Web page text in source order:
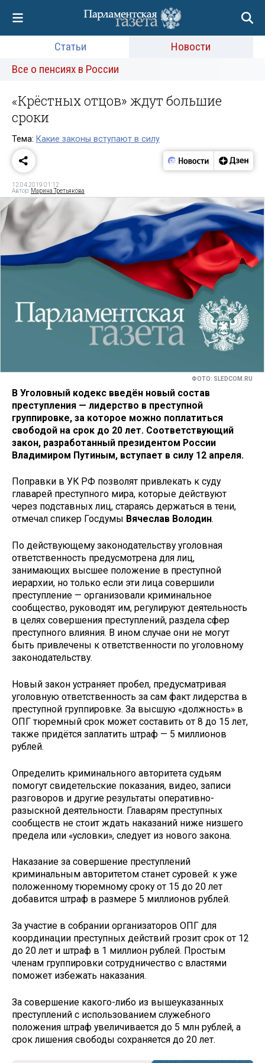
Статьи
Новости
Все о пенсиях в России
«Крёстных отцов» ждут большие
сроки
Тема: Какие законы вступают в силу
12.04.2019 01:12
Автор: Марина Третьякова
ФОТО: SLEDCOM.RU
В Уголовный кодекс введён новый состав
преступления — лидерство в преступной
группировке, за которое можно поплатиться
свободой на срок до 20 лет. Соответствующий
закон, разработанный президентом России
Владимиром Путиным, вступает в силу 12 апреля.
Поправки в УК РФ позволят привлекать к суду
главарей преступного мира, которые действуют
через подставных лиц, стараясь держаться в тени,
отмечал спикер Госдумы Вячеслав Володин.
По действующему законодательству уголовная
ответственность предусмотрена для лиц,
занимающих высшее положение в преступной
иерархии, но только если эти лица совершили
преступление — организовали криминальное
сообщество, руководят им, регулируют деятельность
в целях совершения преступлений, раздела сфер
преступного влияния. В ином случае они не могут
быть привлечены к ответственности по уголовному
законодательству.
Новый закон устраняет пробел, предусматривая
уголовную ответственность за сам факт лидерства в
преступной группировке. За высшую «должность» в
ОПГ тюремный срок может составить от 8 до 15 лет,
также придётся заплатить штраф — 5 миллионов
рублей.
Определить криминального авторитета судьям
помогут свидетельские показания, видео, записи
разговоров и другие результаты оперативно-
разыскной деятельности. Главарям преступных
сообществ не стоит ждать наказаний ниже низшего
предела или «условки», следует из нового закона.
Наказание за совершение преступлений
криминальным авторитетом станет суровей: к уже
положенному тюремному сроку от 15 до 20 лет
добавится штраф в размере 5 миллионов рублей.
За участие в собрании организаторов ОПГ для
координации преступных действий грозит срок от 12
до 20 лет и штраф в 1 миллион рублей. Простым
членам группировки сотрудничество с властями
поможет избежать наказания.
За совершение какого-либо из вышеуказанных
преступлений с использованием служебного
положения штраф увеличивается до 5 млн рублей, а
срок лишения свободы сохраняется до 20 лет.